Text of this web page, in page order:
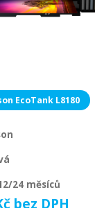
EcoTank L8180
24 měsíců
bez DPH